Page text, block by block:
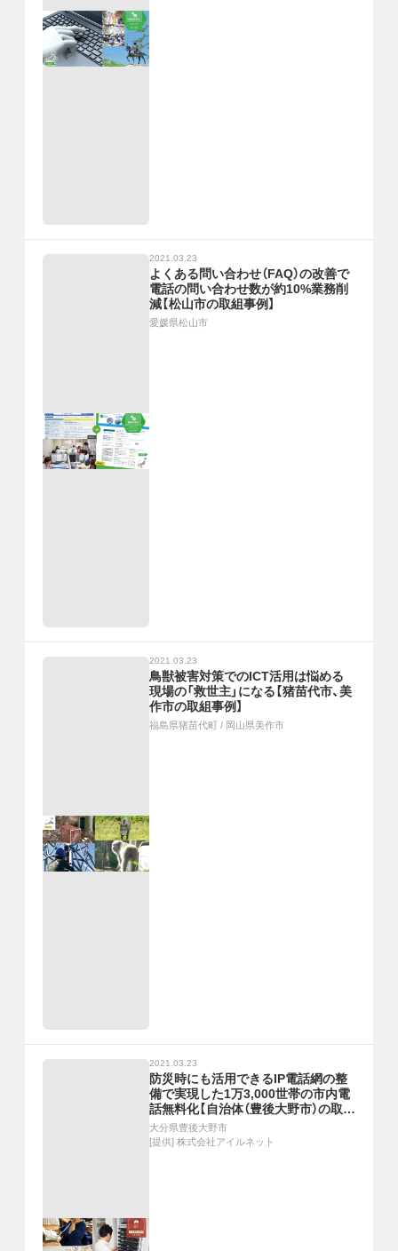
2021.03.23
よくある問い合わせ（FAQ）の改善で
電話の問い合わせ数が約10%業務削
減【松山市の取組事例】
愛媛県松山市
2021.03.23
鳥獣被害対策でのICT活用は悩める
現場の「救世主」になる【猪苗代市、美
作市の取組事例】
福島県猪苗代町 / 岡山県美作市
2021.03.23
防災時にも活用できるIP電話網の整
備で実現した1万3,000世帯の市内電
話無料化【自治体（豊後大野市）の取組
事例】
大分県豊後大野市
[提供] 株式会社アイルネット